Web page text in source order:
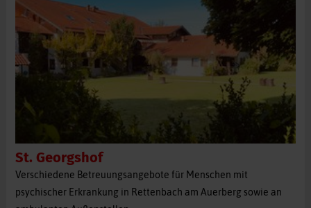
St. Georgshof
Verschiedene Betreuungsangebote für Menschen mit
psychischer Erkrankung in Rettenbach am Auerberg sowie an